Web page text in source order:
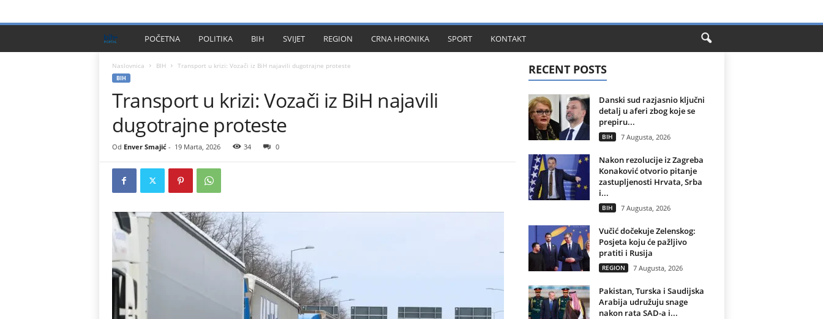
I
l
u
POČETNA POLITIKA BIH SVIJET REGION CRNA HRONIKA SPORT KONTAKT
Naslovnica BIH Transport u krizi: Vozači iz BiH najavili dugotrajne proteste
BIH
Transport u krizi: Vozači iz BiH najavili
dugotrajne proteste
Od Enver Smajić- 19 Marta, 2026 34 0
RECENT POSTS
Danski sud razjasnio ključni
detalj u aferi zbog koje se
prepiru...
BIH 7 Augusta, 2026
Nakon rezolucije iz Zagreba
Konaković otvorio pitanje
zastupljenosti Hrvata, Srba
i...
BIH 7 Augusta, 2026
Vučić dočekuje Zelenskog:
Posjeta koju će pažljivo
pratiti i Rusija
REGION 7 Augusta, 2026
Pakistan, Turska i Saudijska
Arabija udružuju snage
nakon rata SAD-a i...